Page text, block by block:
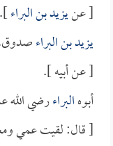
[ عنيزيد بن البراء].
يزيد بن البراء
[ عن أبيه ].
أبوهالبراءرضي الله
[ قال: لقيت عمي